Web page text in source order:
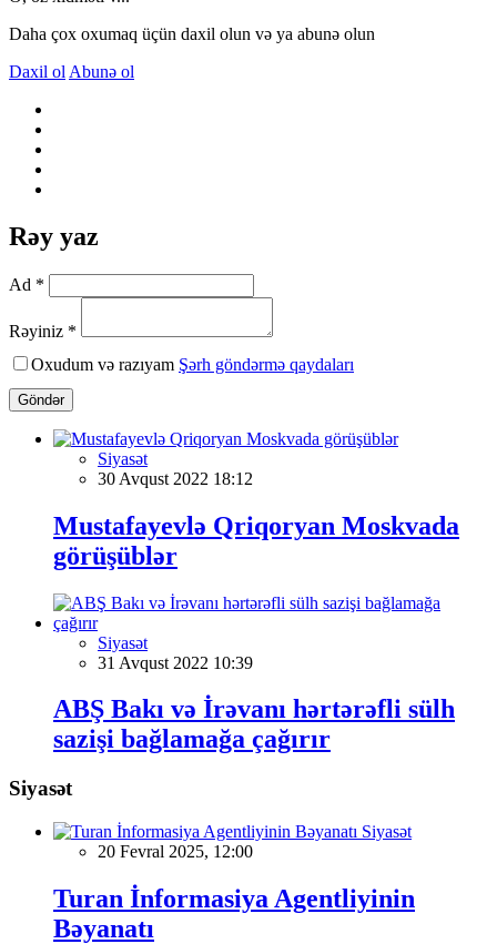
Daha çox oxumaq üçün daxil olun və ya abunə olun
Daxil ol Abunə ol
Rəy yaz
Ad *
Rəyiniz *
Oxudum və razıyam Şərh göndərmə qaydaları
Göndər
Siyasət
30 Avqust 2022 18:12
Mustafayevlə Qriqoryan Moskvada
görüşüblər
Siyasət
31 Avqust 2022 10:39
ABŞ Bakı və İrəvanı hərtərəfli sülh
sazişi bağlamağa çağırır
Siyasət
Siyasət
20 Fevral 2025, 12:00
Turan İnformasiya Agentliyinin
Bəyanatı